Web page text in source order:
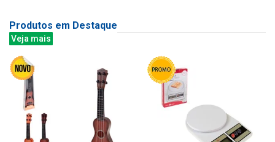
Produtos em Destaque
Veja mais